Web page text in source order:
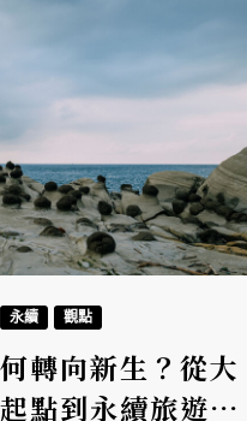
永續 觀點
轉向新生？從大
點到永續旅遊的